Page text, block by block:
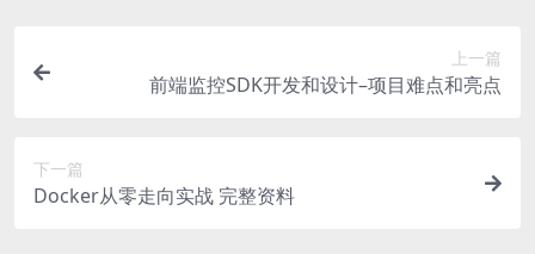
上一篇
前端监控SDK开发和设计–项目难点和亮点
下一篇
Docker从零走向实战 完整资料